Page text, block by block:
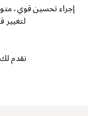
إجراء تحسين قوي،
لتغيير
نقدم لك